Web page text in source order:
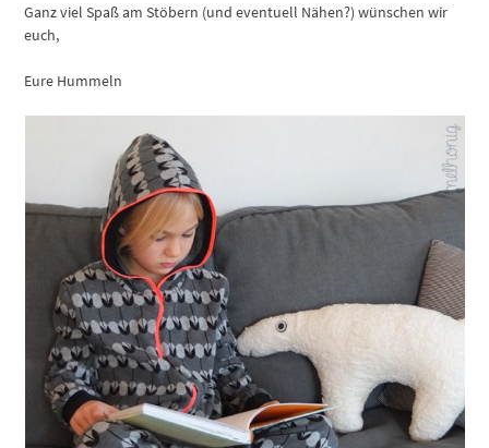
Ganz viel Spaß am Stöbern (und eventuell Nähen?) wünschen wir
euch,
Eure Hummeln